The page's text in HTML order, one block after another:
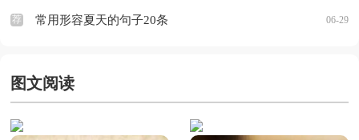
荐 常用形容夏天的句子20条 06-29
图文阅读